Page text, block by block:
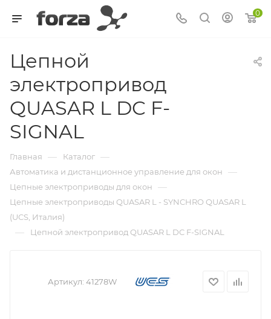
0
Цепной
электропривод
QUASAR L DC F-
SIGNAL
Главная — Каталог —
Автоматика и дистанционное управление для окон —
Цепные электроприводы для окон —
Цепные электроприводы QUASAR L - SYNCHRO QUASAR L
(UCS, Италия)
— Цепной электропривод QUASAR L DC F-SIGNAL
Артикул: 41278W